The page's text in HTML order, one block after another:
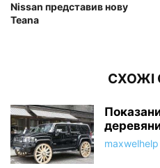
Nissan представив нову
Teana
СХОЖІ
maxwelhelp